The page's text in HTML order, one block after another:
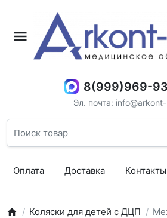
8(999)969-
Эл. почта:
Оплата Доставка Контакты
Коляски для детей с ДЦП